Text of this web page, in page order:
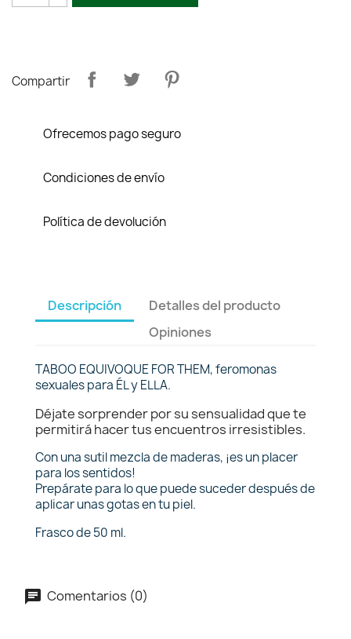
Compartir
Ofrecemos pago seguro
Condiciones de envío
Política de devolución
Descripción
Detalles del producto
Opiniones
TABOO EQUIVOQUE FOR THEM, feromonas
sexuales para ÉL y ELLA.
Déjate sorprender por su sensualidad que te
permitirá hacer tus encuentros irresistibles.
Con una sutil mezcla de maderas, ¡es un placer
para los sentidos!
Prepárate para lo que puede suceder después de
aplicar unas gotas en tu piel.
Frasco de 50 ml.
Comentarios (0)